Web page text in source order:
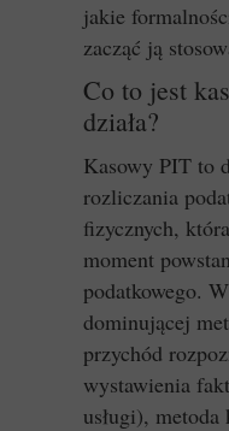
jakie
zacząć ją
Co to jest
działa?
Kasowy PIT to
rozliczania
fizycznych,
moment
podatkowego.
dominującej
przychód
wystawienia
usługi),